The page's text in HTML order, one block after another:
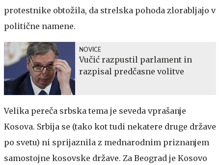
protestnike obtožila, da strelska pohoda zlorabljajo v
politične namene.
NOVICE
Vučić razpustil parlament in
razpisal predčasne volitve
Velika pereča srbska tema je seveda vprašanje
Kosova. Srbija se (tako kot tudi nekatere druge države
po svetu) ni sprijaznila z mednarodnim priznanjem
samostojne kosovske države. Za Beograd je Kosovo